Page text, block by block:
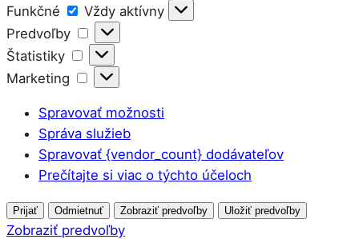
Funkčné
Funkčné
Vždy aktívny
Predvoľby
Predvoľby
Štatistiky
Štatistiky
Marketing
Marketing
Spravovať možnosti
Správa služieb
Spravovať {vendor_count} dodávateľov
Prečítajte si viac o týchto účeloch
Prijať Odmietnuť Zobraziť predvoľby Uložiť predvoľby
Zobraziť predvoľby